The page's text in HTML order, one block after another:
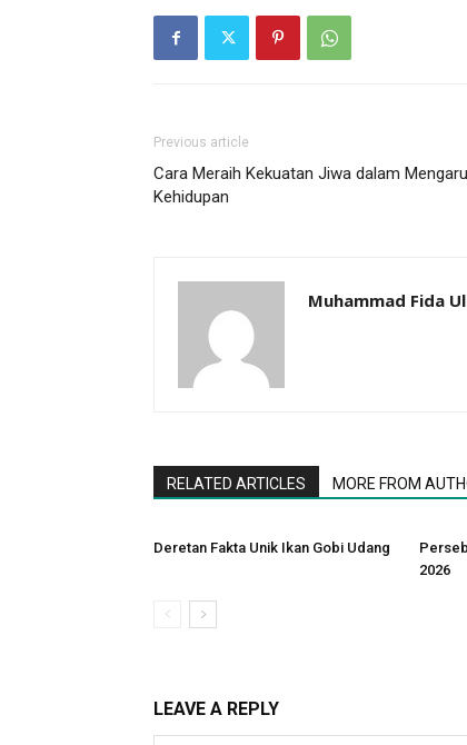
Previous article
Cara Meraih Kekuatan Jiwa dalam
Kehidupan
Muhammad Fida
RELATED ARTICLES MORE FROM
Deretan Fakta Unik Ikan Gobi Udang
2026
LEAVE A REPLY